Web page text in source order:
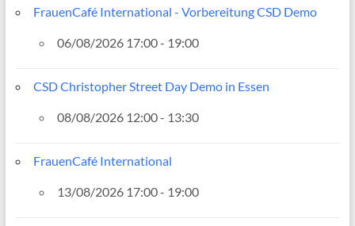
FrauenCafé International - Vorbereitung CSD Demo
06/08/2026 17:00 - 19:00
CSD Christopher Street Day Demo in Essen
08/08/2026 12:00 - 13:30
FrauenCafé International
13/08/2026 17:00 - 19:00